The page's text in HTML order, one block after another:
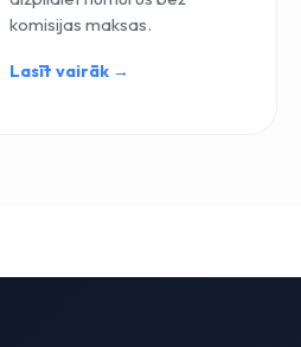
komisijas maksas.
Lasīt vairāk →